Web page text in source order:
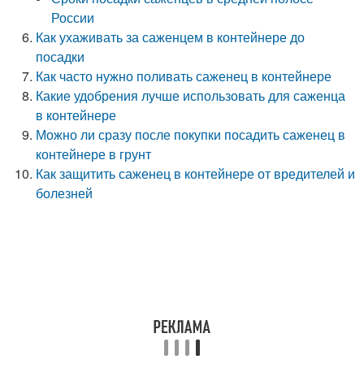
России
Как ухаживать за саженцем в контейнере до
посадки
Как часто нужно поливать саженец в контейнере
Какие удобрения лучше использовать для саженца
в контейнере
Можно ли сразу после покупки посадить саженец в
контейнере в грунт
Как защитить саженец в контейнере от вредителей и
болезней